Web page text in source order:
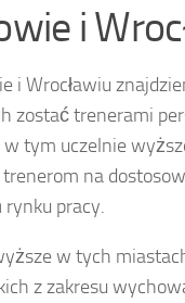
i
i Wrocławiu
zostać trenerami
tym uczelnie
trenerom na
rynku pracy.
w tych
z zakresu